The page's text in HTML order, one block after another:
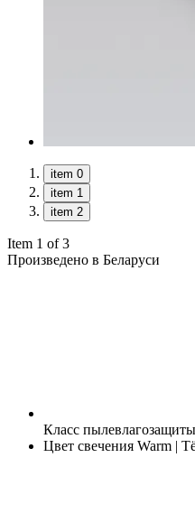
item 0
item 1
item 2
Item 1 of 3
Произведено в Беларуси
Класс пылевлагозащиты
Цвет свечения Warm |